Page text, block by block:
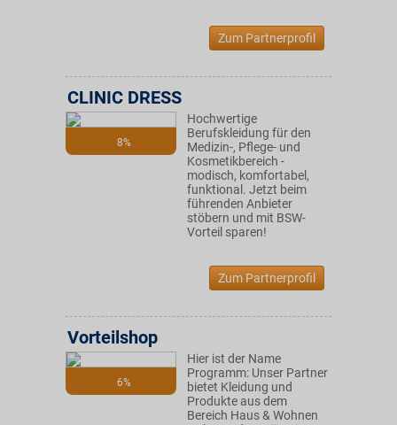
Zum Partnerprofil
8%
CLINIC DRESS
Hochwertige
Berufskleidung für den
Medizin-, Pflege- und
Kosmetikbereich -
modisch, komfortabel,
funktional. Jetzt beim
führenden Anbieter
stöbern und mit BSW-
Vorteil sparen!
Zum Partnerprofil
6%
Vorteilshop
Hier ist der Name
Programm: Unser Partner
bietet Kleidung und
Produkte aus dem
Bereich Haus & Wohnen